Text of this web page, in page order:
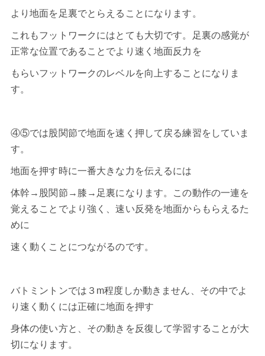
より地面を足裏でとらえることになります。
これもフットワーク にはとても大切です。足裏の感覚が
正常な位置であることでより速く地面反力を
もらいフットワークのレベルを向上することになりま
す。
④⑤では股関節で地面を速く押して戻る練習をしていま
す。
地面を押す時に一番大きな力を伝えるには
体幹→股関節→膝→足裏になります。この動作の一連を
覚えることでより強く、速い反発を地面からもらえるた
めに
速く動くことにつながるのです。
バトミントンでは３m程度しか動きません、その中でよ
り速く動くには正確に地面を押す
身体の使い方と、その動きを反復して学習することが大
切になります。